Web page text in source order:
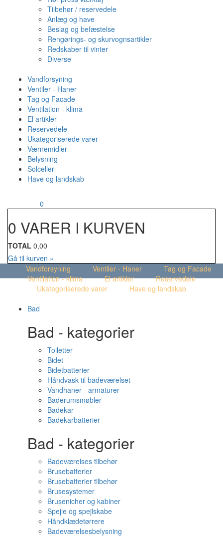
Tilbehør / reservedele
Anlæg og have
Beslag og befæstelse
Rengørings- og skurvognsartikler
Redskaber til vinter
Diverse
Vandforsyning
Ventiler - Haner
Tag og Facade
Ventilation - klima
El artikler
Reservedele
Ukategoriserede varer
Værnemidler
Belysning
Solceller
Have og landskab
0
0 VARER I KURVEN
TOTAL 0,00
Gå til kurven »
Vandforsyning
Ventiler - Haner
Tag og Facade
Ventilation - klima
El artikler
Reservedele
Ukategoriserede varer
Have og landskab
Bad
Bad - kategorier
Toiletter
Bidet
Bidetbatterier
Håndvask til badeværelset
Vandhaner - armaturer
Baderumsmøbler
Badekar
Badekarbatterier
Bad - kategorier
Badeværelses tilbehør
Brusebatterier
Brusebatterier tilbehør
Brusesystemer
Brusenicher og kabiner
Spejle og spejlskabe
Håndklædetørrere
Badeværelsesbelysning